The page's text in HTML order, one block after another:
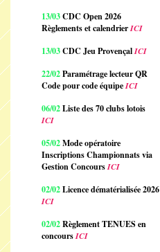
13/03CDC Open 2026
Règlements et calendrierICI
13/03CDC Jeu ProvençalICI
22/02Paramétrage lecteur QR
Code pour code équipeICI
06/02Liste des 70 clubs lotois
ICI
05/02Mode opératoire
Inscriptions Championnats via
Gestion ConcoursICI
02/02Licence dématérialisée 2026
ICI
02/02Règlement TENUES en
concoursICI